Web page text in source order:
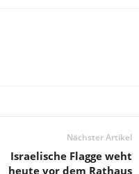
Nächster Artikel
Israelische Flagge weht
heute vor dem Rathaus